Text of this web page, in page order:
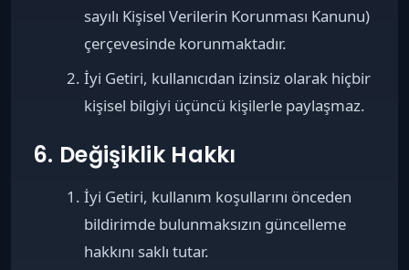
sayılı Kişisel Verilerin Korunması Kanunu)
çerçevesinde korunmaktadır.
İyi Getiri, kullanıcıdan izinsiz olarak hiçbir
kişisel bilgiyi üçüncü kişilerle paylaşmaz.
6. Değişiklik Hakkı
İyi Getiri, kullanım koşullarını önceden
bildirimde bulunmaksızın güncelleme
hakkını saklı tutar.